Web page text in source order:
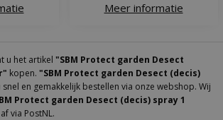
Meer informatie
u het artikel "SBM Protect garden Desect
kopen. "SBM Protect garden Desect (decis)
snel en gemakkelijk bestellen via onze webshop. Wij
Protect garden Desect (decis) spray 1
via PostNL.